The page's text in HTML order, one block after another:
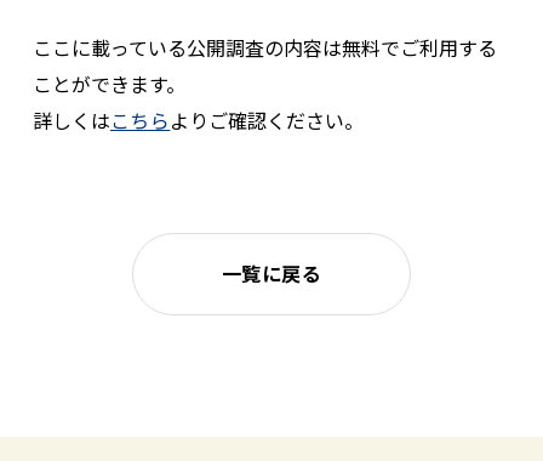
ここに載っている公開調査の内容は無料でご利用する
ことができます。
詳しくはこちらよりご確認ください。
一覧に戻る